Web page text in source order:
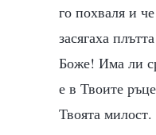
го похваля и
засягаха
Боже! Има ли
е в Твоите
Твоята